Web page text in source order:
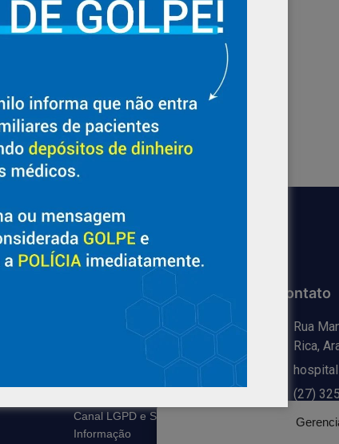
Solicitar Prontuário Médico
Canal LGPD e Segurança da
Informação
Contato
Rua
Rica,
(27)